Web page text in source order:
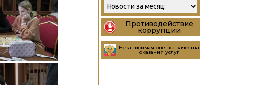
Противодействие
коррупции
Независимая оценка качества
оказания услуг